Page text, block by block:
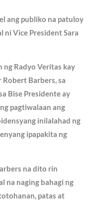
ang publiko na patuloy
ni Vice President Sara
ng Radyo Veritas kay
Barbers, sa
Bise Presidente ay
pagtiwalaan ang
inilalahad ng
ipapakita ng
na dito rin
na naging bahagi ng
patas at